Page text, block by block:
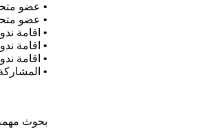
• عضو
• عضو
• اقامة
• اقامة
• اقامة
• المشاركة في
بحوث